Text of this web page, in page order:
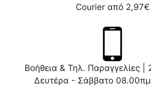
Courier από 2,97€
Βοήθεια & Τηλ. Παραγγελίες |
Δευτέρα - Σάββατο